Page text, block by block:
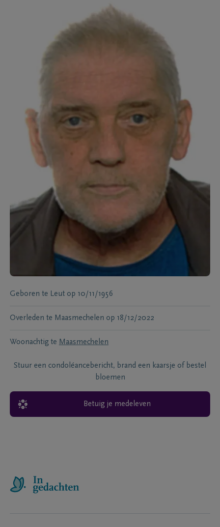
Geboren te Leut op 10/11/1956
Overleden te Maasmechelen op 18/12/2022
Woonachtig te Maasmechelen
Stuur een condoléancebericht, brand een kaarsje of bestel
bloemen
Betuig je medeleven